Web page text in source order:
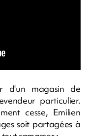
d'un magasin de
particulier.
cesse, Emilien
soit partagées à